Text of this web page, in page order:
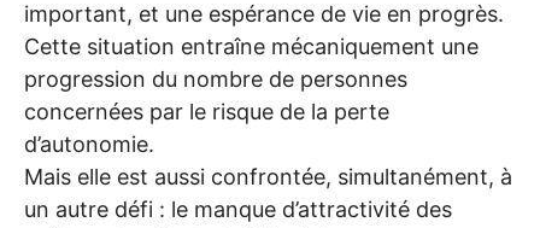
important, et une espérance de vie en progrès.
Cette situation entraîne mécaniquement une
progression du nombre de personnes
concernées par le risque de la perte
d’autonomie.
Mais elle est aussi confrontée, simultanément, à
un autre défi : le manque d’attractivité des